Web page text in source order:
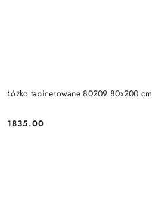
Łóżko tapicerowane 80209 80x200 cm
Cena:
1835.00